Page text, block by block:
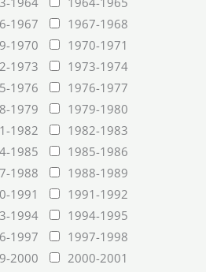
1967
1967-1968
1970
1970-1971
1973
1973-1974
1976
1976-1977
1979
1979-1980
1982
1982-1983
1985
1985-1986
1988
1988-1989
1991
1991-1992
1994
1994-1995
1997
1997-1998
2000
2000-2001